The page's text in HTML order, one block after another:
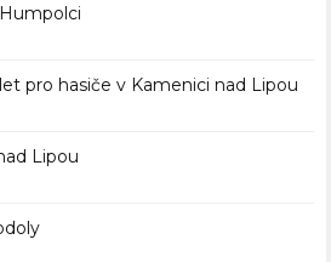
pro hasiče v Kamenici nad Lipou
Lipou